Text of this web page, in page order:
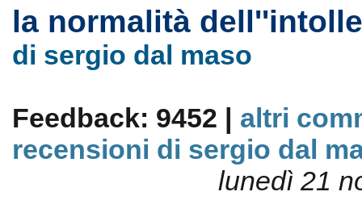
la normalità
di sergio dal maso
Feedback: 9452 | altri
recensioni di sergio dal
lunedì 21